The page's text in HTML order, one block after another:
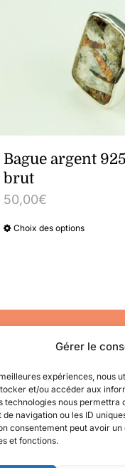
Gérer le
expériences, nous
et/ou accéder aux
technologies nous permettra
navigation ou les ID
consentement peut avoir
et fonctions.
Bague argent
brut
50,00€
Choix des optionsCe
Les
être
Mes
Mes
Conditions